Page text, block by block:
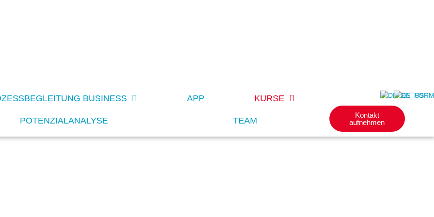
BUSINESS APP KURSE
POTENZIALANALYSE TEAM
Kontakt
aufnehmen